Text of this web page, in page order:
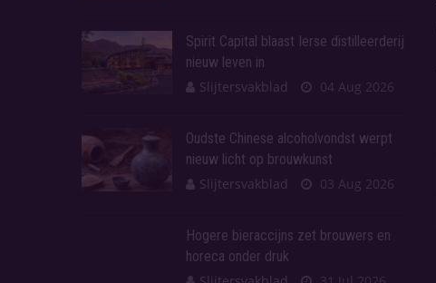
Spirit Capital blaast Ierse distilleerderij
nieuw leven in
Slijtersvakblad
04 Aug 2026
Oudste Chinese alcoholvondst werpt
nieuw licht op brouwkunst
Slijtersvakblad
03 Aug 2026
Hogere bieraccijns zet brouwers en
horeca onder druk